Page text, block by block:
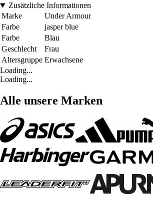
Zusätzliche Informationen
Marke
Under Armour
Farbe
jasper blue
Farbe
Blau
Geschlecht
Frau
Altersgruppe Erwachsene
Loading...
Loading...
Alle unsere Marken